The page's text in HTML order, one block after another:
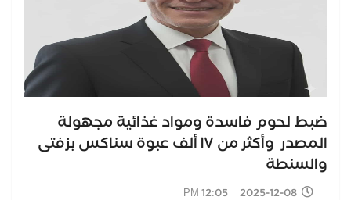
ضبط لحوم فاسدة ومواد غذائية مجهولة
المصدر وأكثر من ١٧ ألف عبوة سناكس بزفتى
والسنطة
2025-12-08 12:05 PM